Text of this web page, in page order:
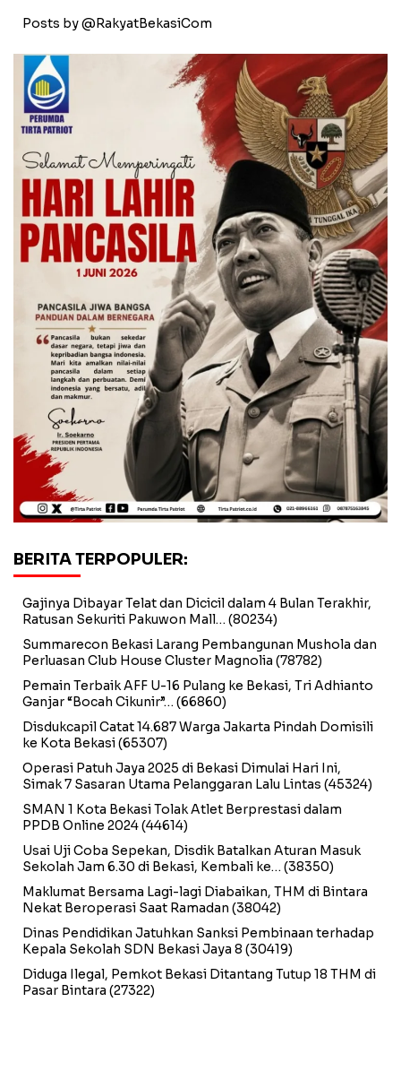
Posts by @RakyatBekasiCom
BERITA TERPOPULER:
Gajinya Dibayar Telat dan Dicicil dalam 4 Bulan Terakhir,
Ratusan Sekuriti Pakuwon Mall… (80234)
Summarecon Bekasi Larang Pembangunan Mushola dan
Perluasan Club House Cluster Magnolia (78782)
Pemain Terbaik AFF U-16 Pulang ke Bekasi, Tri Adhianto
Ganjar “Bocah Cikunir”… (66860)
Disdukcapil Catat 14.687 Warga Jakarta Pindah Domisili
ke Kota Bekasi(65307)
Operasi Patuh Jaya 2025 di Bekasi Dimulai Hari Ini,
Simak 7 Sasaran Utama Pelanggaran Lalu Lintas (45324)
SMAN 1 Kota Bekasi Tolak Atlet Berprestasi dalam
PPDB Online 2024(44614)
Usai Uji Coba Sepekan, Disdik Batalkan Aturan Masuk
Sekolah Jam 6.30 di Bekasi, Kembali ke… (38350)
Maklumat Bersama Lagi-lagi Diabaikan, THM di Bintara
Nekat Beroperasi Saat Ramadan (38042)
Dinas Pendidikan Jatuhkan Sanksi Pembinaan terhadap
Kepala Sekolah SDN Bekasi Jaya 8 (30419)
Diduga Ilegal, Pemkot Bekasi Ditantang Tutup 18 THM di
Pasar Bintara (27322)